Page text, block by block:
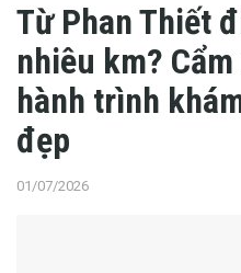
Từ Phan Thiết
nhiêu km?
hành trình
đẹp
01/07/2026